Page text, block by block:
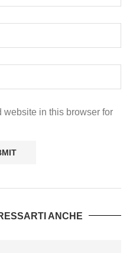
website in this browser for
ANCHE